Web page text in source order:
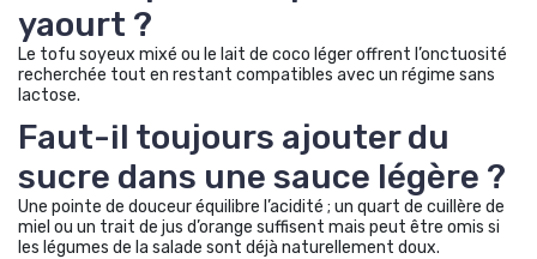
yaourt ?
Le tofu soyeux mixé ou le lait de coco léger offrent l’onctuosité
recherchée tout en restant compatibles avec un régime sans
lactose.
Faut-il toujours ajouter du
sucre dans une sauce légère ?
Une pointe de douceur équilibre l’acidité ; un quart de cuillère de
miel ou un trait de jus d’orange suffisent mais peut être omis si
les légumes de la salade sont déjà naturellement doux.